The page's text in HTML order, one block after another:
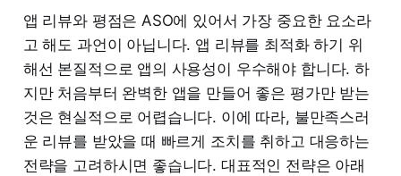
앱 리뷰와 평점은 ASO에 있어서 가장 중요한 요소라
고 해도 과언이 아닙니다. 앱 리뷰를 최적화 하기 위
해선 본질적으로 앱의 사용성이 우수해야 합니다. 하
지만 처음부터 완벽한 앱을 만들어 좋은 평가만 받는
것은 현실적으로 어렵습니다. 이에 따라, 불만족스러
운 리뷰를 받았을 때 빠르게 조치를 취하고 대응하는
전략을 고려하시면 좋습니다. 대표적인 전략은 아래